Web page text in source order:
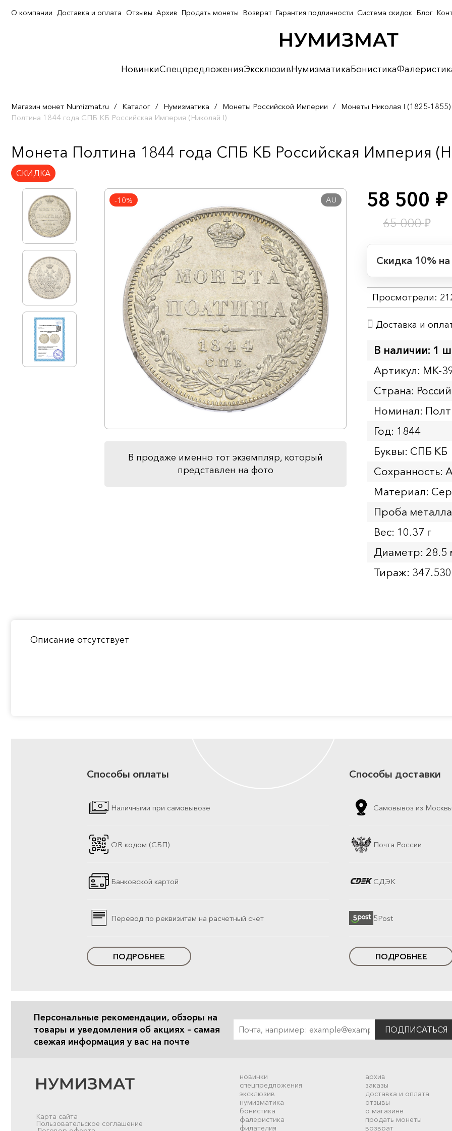
НовинкиСпецпредложенияЭксклюзивНумизматикаБонистика
О компании Доставка и оплата Отзывы Архив Продать монеты Возврат Гарантия подлинности Система скидок Блог
Магазин монет Numizmat.ru / Каталог / Нумизматика / Монеты Российской Империи / Монеты Николая I (1825-1855)
Полтина 1844 года СПБ КБ Российская Империя (Николай I)
Монета Полтина 1844 года СПБ КБ Российская Империя
СКИДКА
-10% AU
В продаже именно тот экземпляр, который
представлен на фото
58 500 руб.
65 000₽
Скидка 10%
Начало:
Окончание:
Просмотрели:
Доставка и
В наличии: 1
Артикул: MK-
Страна:
Номинал:
Год: 1844
Буквы: СПБ КБ
Сохранность:
Материал:
Проба
Вес: 10.37 г
Диаметр: 28.5
Тираж:
Описание отсутствует
Способы оплаты
Наличными при самовывозе
QR кодом (СБП)
Банковской картой
Перевод по реквизитам на расчетный счет
ПОДРОБНЕЕ
Способы доставки
Самовывоз из
Почта России
СДЭК
5Post
ПОДРОБНЕЕ
Персональные рекомендации, обзоры на
товары и уведомления об акциях – самая
свежая информация у вас на почте
ПОДПИСАТЬСЯ
новинки
спецпредложения
эксклюзив
нумизматика
бонистика
фалеристика
филателия
архив
заказы
доставка и оплата
отзывы
о магазине
продать монеты
возврат
Карта сайта
Пользовательское соглашение